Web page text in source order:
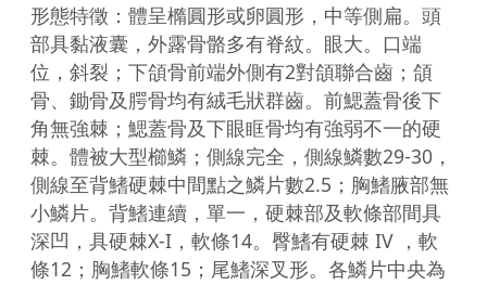
形態特徵：體呈橢圓形或卵圓形，中等側扁。頭
部具黏液囊，外露骨骼多有脊紋。眼大。口端
位，斜裂；下頜骨前端外側有2對頜聯合齒；頜
骨、鋤骨及腭骨均有絨毛狀群齒。前鰓蓋骨後下
角無強棘；鰓蓋骨及下眼眶骨均有強弱不一的硬
棘。體被大型櫛鱗；側線完全，側線鱗數29-30，
側線至背鰭硬棘中間點之鱗片數2.5；胸鰭腋部無
小鱗片。背鰭連續，單一，硬棘部及軟條部間具
深凹，具硬棘X-I，軟條14。臀鰭有硬棘 IV ，軟
條12；胸鰭軟條15；尾鰭深叉形。各鱗片中央為